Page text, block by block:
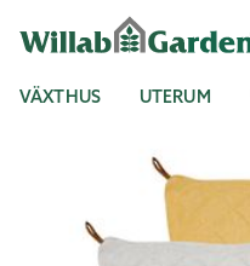
VÄXTHUS UTERUM